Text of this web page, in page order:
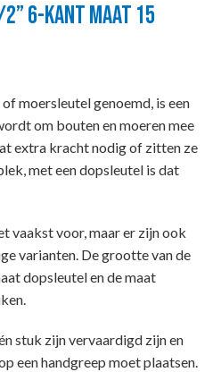
2” 6-KANT MAAT 15
moersleutel genoemd, is een
om bouten en moeren mee
extra kracht nodig of zitten ze
met een dopsleutel is dat
vaakst voor, maar er zijn ook
varianten. De grootte van de
dopsleutel en de maat
stuk zijn vervaardigd zijn en
een handgreep moet plaatsen.